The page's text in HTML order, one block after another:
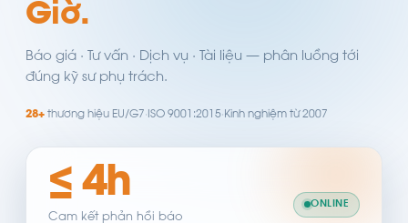
Giờ.
Báo giá · Tư vấn · Dịch vụ · Tài liệu — phân luồng tới
đúng kỹ sư phụ trách.
28+ thương hiệu EU/G7· ISO 9001:2015· Kinh nghiệm từ 2007
≤ 4h
Cam kết phản hồi báo
ONLINE